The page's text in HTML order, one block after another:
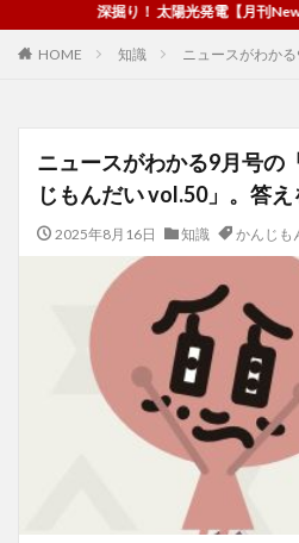
深掘り！ 太陽光発電【月刊Newsがわ
HOME 知識 ニュースがわか
ニュースがわかる9月号の
じもんだい vol.50」。答え
2025年8月16日 知識 かんじも